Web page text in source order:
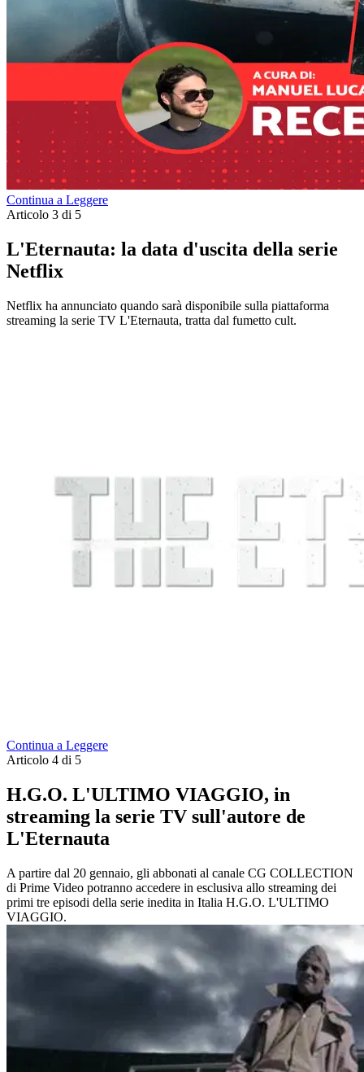
Continua a Leggere
Articolo 3 di 5
L'Eternauta: la data d'uscita della serie
Netflix
Netflix ha annunciato quando sarà disponibile sulla piattaforma
streaming la serie TV L'Eternauta, tratta dal fumetto cult.
Continua a Leggere
Articolo 4 di 5
H.G.O. L'ULTIMO VIAGGIO, in
streaming la serie TV sull'autore de
L'Eternauta
A partire dal 20 gennaio, gli abbonati al canale CG COLLECTION
di Prime Video potranno accedere in esclusiva allo streaming dei
primi tre episodi della serie inedita in Italia H.G.O. L'ULTIMO
VIAGGIO.